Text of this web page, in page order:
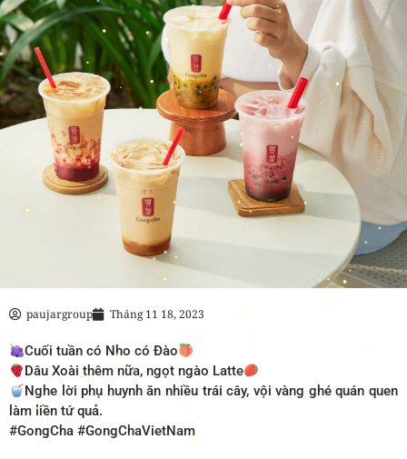
paujargroup Tháng 11 18, 2023
Cuối tuần có Nho có Đào
Dâu Xoài thêm nữa, ngọt ngào Latte
Nghe lời phụ huynh ăn nhiều trái cây, vội vàng ghé quán quen
làm liền tứ quả.
#GongCha #GongChaVietNam